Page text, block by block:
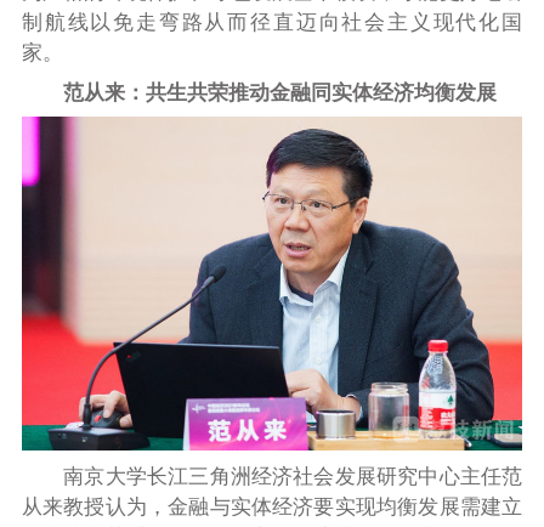
制航线以免走弯路从而径直迈向社会主义现代化国
家。
范从来： 共生共荣推动金融同实体经济均衡发展
南京大学长江三角洲经济社会发展研究中心主任范
从来教授认为，金融与实体经济要实现均衡发展需建立